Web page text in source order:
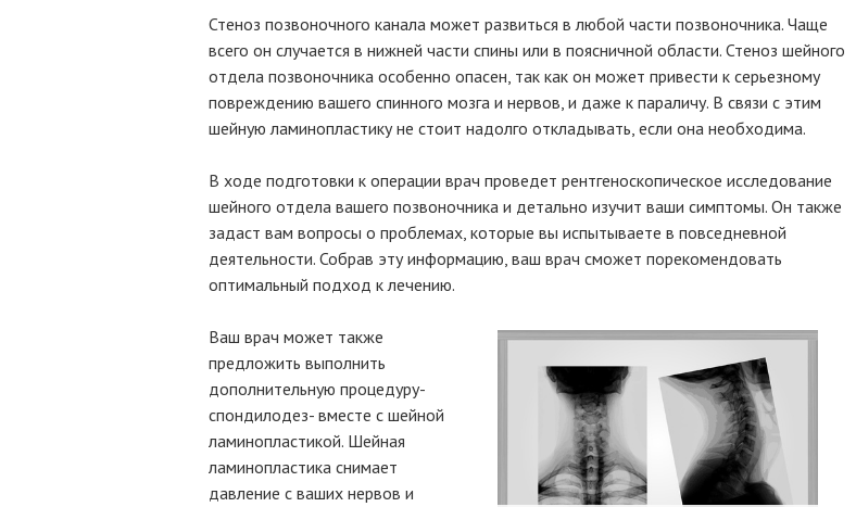
Стеноз позвоночного канала может развиться в любой части позвоночника. Чаще
всего он случается в нижней части спины или в поясничной области. Стеноз шейного
отдела позвоночника особенно опасен, так как он может привести к серьезному
повреждению вашего спинного мозга и нервов, и даже к параличу. В связи с этим
шейную ламинопластику не стоит надолго откладывать, если она необходима.
В ходе подготовки к операции врач проведет рентгеноскопическое исследование
шейного отдела вашего позвоночника и детально изучит ваши симптомы. Он также
задаст вам вопросы о проблемах, которые вы испытываете в повседневной
деятельности. Собрав эту информацию, ваш врач сможет порекомендовать
оптимальный подход к лечению.
Ваш врач может также
предложить выполнить
дополнительную процедуру-
спондилодез- вместе с шейной
ламинопластикой. Шейная
ламинопластика снимает
давление с ваших нервов и